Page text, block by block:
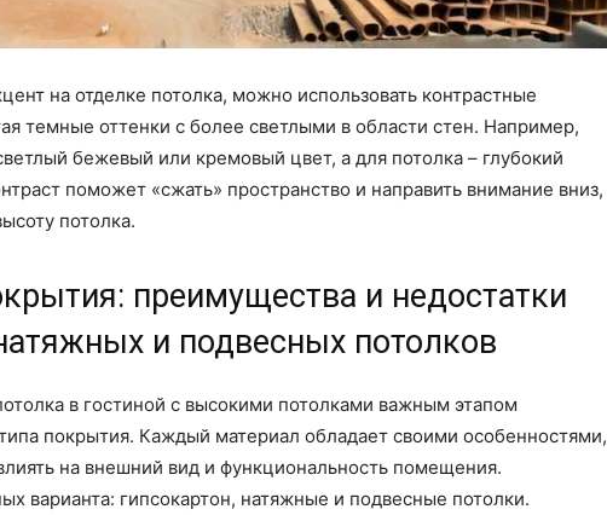
на отделке потолка, можно использовать контрастные
темные оттенки с более светлыми в области стен. Например,
бежевый или кремовый цвет, а для потолка – глубокий
поможет «сжать» пространство и направить внимание вниз,
потолка.
преимущества и недостатки
и подвесных потолков
в гостиной с высокими потолками важным этапом
покрытия. Каждый материал обладает своими особенностями,
на внешний вид и функциональность помещения.
варианта: гипсокартон, натяжные и подвесные потолки.